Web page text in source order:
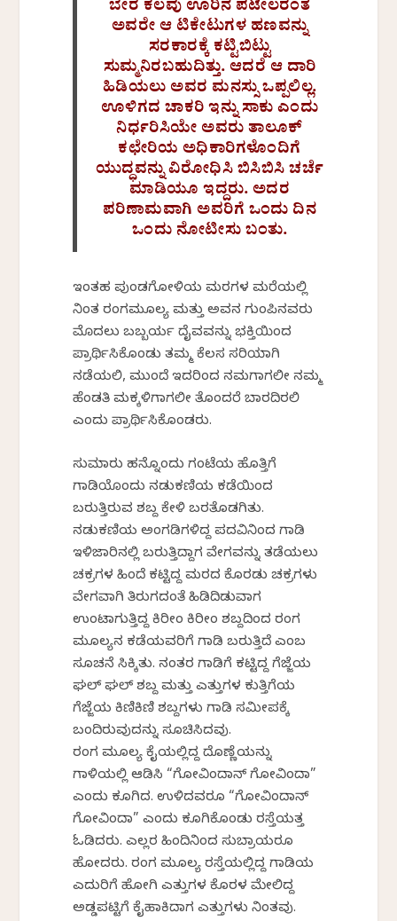
ಬೇರೆ ಕೆಲವು ಊರಿನ ಪಟೇಲರಂತೆ
ಅವರೇ ಆ ಟಿಕೇಟುಗಳ ಹಣವನ್ನು
ಸರಕಾರಕ್ಕೆ ಕಟ್ಟಿಬಿಟ್ಟು
ಸುಮ್ಮನಿರಬಹುದಿತ್ತು. ಆದರೆ ಆ ದಾರಿ
ಹಿಡಿಯಲು ಅವರ ಮನಸ್ಸು ಒಪ್ಪಲಿಲ್ಲ.
ಊಳಿಗದ ಚಾಕರಿ ಇನ್ನು ಸಾಕು ಎಂದು
ನಿರ್ಧರಿಸಿಯೇ ಅವರು ತಾಲೂಕ್
ಕಛೇರಿಯ ಅಧಿಕಾರಿಗಳೊಂದಿಗೆ
ಯುದ್ಧವನ್ನು ವಿರೋಧಿಸಿ ಬಿಸಿಬಿಸಿ ಚರ್ಚೆ
ಮಾಡಿಯೂ ಇದ್ದರು. ಅದರ
ಪರಿಣಾಮವಾಗಿ ಅವರಿಗೆ ಒಂದು ದಿನ
ಒಂದು ನೋಟೀಸು ಬಂತು.
ಇಂತಹ ಪುಂಡಗೋಳಿಯ ಮರಗಳ ಮರೆಯಲ್ಲಿ
ನಿಂತ ರಂಗಮೂಲ್ಯ ಮತ್ತು ಅವನ ಗುಂಪಿನವರು
ಮೊದಲು ಬಬ್ಬರ್ಯ ದೈವವನ್ನು ಭಕ್ತಿಯಿಂದ
ಪ್ರಾರ್ಥಿಸಿಕೊಂಡು ತಮ್ಮ ಕೆಲಸ ಸರಿಯಾಗಿ
ನಡೆಯಲಿ, ಮುಂದೆ ಇದರಿಂದ ನಮಗಾಗಲೀ ನಮ್ಮ
ಹೆಂಡತಿ ಮಕ್ಕಳಿಗಾಗಲೀ ತೊಂದರೆ ಬಾರದಿರಲಿ
ಎಂದು ಪ್ರಾರ್ಥಿಸಿಕೊಂಡರು.
ಸುಮಾರು ಹನ್ನೊಂದು ಗಂಟೆಯ ಹೊತ್ತಿಗೆ
ಗಾಡಿಯೊಂದು ನಡುಕಣಿಯ ಕಡೆಯಿಂದ
ಬರುತ್ತಿರುವ ಶಬ್ದ ಕೇಳಿ ಬರತೊಡಗಿತು.
ನಡುಕಣಿಯ ಅಂಗಡಿಗಳಿದ್ದ ಪದವಿನಿಂದ ಗಾಡಿ
ಇಳಿಜಾರಿನಲ್ಲಿ ಬರುತ್ತಿದ್ದಾಗ ವೇಗವನ್ನು ತಡೆಯಲು
ಚಕ್ರಗಳ ಹಿಂದೆ ಕಟ್ಟಿದ್ದ ಮರದ ಕೊರಡು ಚಕ್ರಗಳು
ವೇಗವಾಗಿ ತಿರುಗದಂತೆ ಹಿಡಿದಿಡುವಾಗ
ಉಂಟಾಗುತ್ತಿದ್ದ ಕಿರೀಂ ಕಿರೀಂ ಶಬ್ದದಿಂದ ರಂಗ
ಮೂಲ್ಯನ ಕಡೆಯವರಿಗೆ ಗಾಡಿ ಬರುತ್ತಿದೆ ಎಂಬ
ಸೂಚನೆ ಸಿಕ್ಕಿತು. ನಂತರ ಗಾಡಿಗೆ ಕಟ್ಟಿದ್ದ ಗೆಜ್ಜೆಯ
ಘಲ್ ಘಲ್ ಶಬ್ದ ಮತ್ತು ಎತ್ತುಗಳ ಕುತ್ತಿಗೆಯ
ಗೆಜ್ಜೆಯ ಕಿಣಿಕಿಣಿ ಶಬ್ದಗಳು ಗಾಡಿ ಸಮೀಪಕ್ಕೆ
ಬಂದಿರುವುದನ್ನು ಸೂಚಿಸಿದವು.
ರಂಗ ಮೂಲ್ಯ ಕೈಯಲ್ಲಿದ್ದ ದೊಣ್ಣೆಯನ್ನು
ಗಾಳಿಯಲ್ಲಿ ಆಡಿಸಿ “ಗೋವಿಂದಾನ್ ಗೋವಿಂದಾ”
ಎಂದು ಕೂಗಿದ. ಉಳಿದವರೂ “ಗೋವಿಂದಾನ್
ಗೋವಿಂದಾ” ಎಂದು ಕೂಗಿಕೊಂಡು ರಸ್ತೆಯತ್ತ
ಓಡಿದರು. ಎಲ್ಲರ ಹಿಂದಿನಿಂದ ಸುಬ್ರಾಯರೂ
ಹೋದರು. ರಂಗ ಮೂಲ್ಯ ರಸ್ತೆಯಲ್ಲಿದ್ದ ಗಾಡಿಯ
ಎದುರಿಗೆ ಹೋಗಿ ಎತ್ತುಗಳ ಕೊರಳ ಮೇಲಿದ್ದ
ಅಡ್ಡಪಟ್ಟಿಗೆ ಕೈಹಾಕಿದಾಗ ಎತ್ತುಗಳು ನಿಂತವು.